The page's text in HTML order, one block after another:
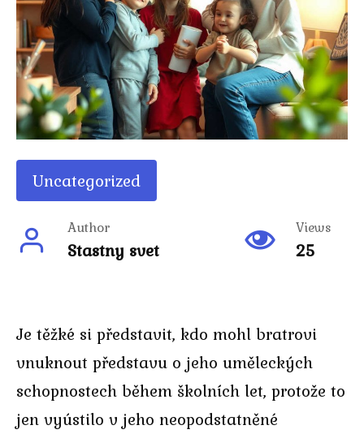
Uncategorized
Author
Stastny svet
Views
25
Je těžké si představit, kdo mohl bratrovi
vnuknout představu o jeho uměleckých
schopnostech během školních let, protože to
jen vyústilo v jeho neopodstatněné